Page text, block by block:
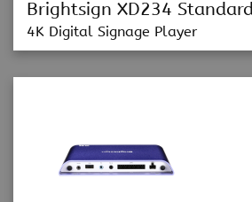
Brightsign XD234
4K Digital Signage Player